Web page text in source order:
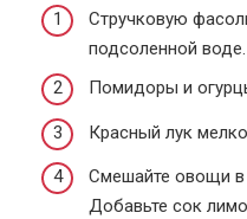
Стручковую
подсоленной воде.
Помидоры и
Красный лук
Смешайте овощи в
Добавьте сок